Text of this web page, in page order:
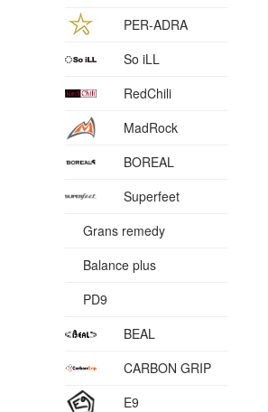
PER-ADRA
So iLL
RedChili
MadRock
BOREAL
Superfeet
Grans remedy
Balance plus
PD9
BEAL
CARBON GRIP
E9